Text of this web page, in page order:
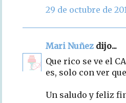
29 de octubre de
Mari Nuñez dijo...
Que rico se ve el
es, solo con ver
Un saludo y feliz